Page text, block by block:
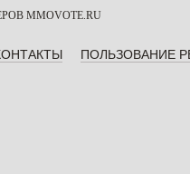
MMOVOTE.RU
ПОЛЬЗОВАНИЕ